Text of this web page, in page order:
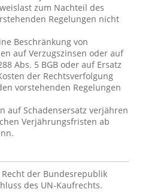
zum Nachteil des
Regelungen nicht
Beschränkung von
auf Verzugszinsen oder auf
Abs. 5 BGB oder auf Ersatz
der Rechtsverfolgung
vorstehenden Regelungen
auf Schadensersatz verjähren
Verjährungsfristen ab
der Bundesrepublik
des UN-Kaufrechts.